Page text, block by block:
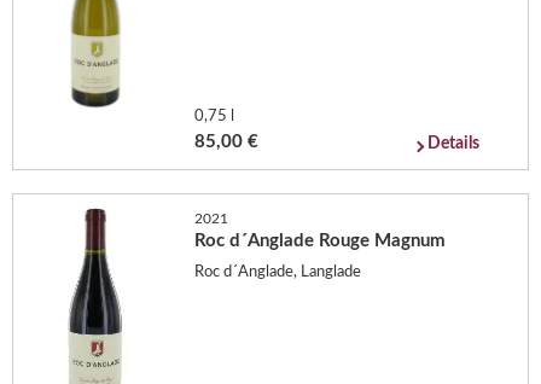
0,75 l
85,00 € Details
2021
Roc d´Anglade Rouge Magnum
Roc d´Anglade, Langlade